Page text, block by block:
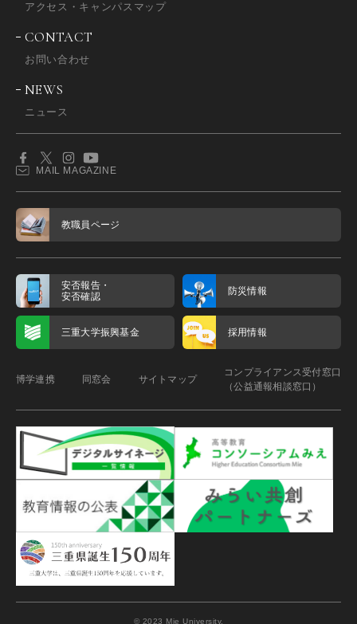
アクセス・キャンパスマップ
CONTACT
お問い合わせ
NEWS
ニュース
MAIL MAGAZINE
教職員ページ
安否報告・
安否確認
防災情報
三重大学振興基金 採用情報
博学連携 同窓会 サイトマップ
コンプライアンス受付窓口
（公益通報相談窓口）
© 2023 Mie University.